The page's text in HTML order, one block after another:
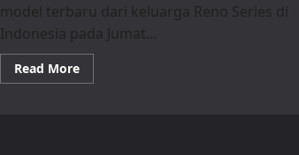
model terbaru dari keluarga Reno Series di
Indonesia pada Jumat...
Read MoreRead
more